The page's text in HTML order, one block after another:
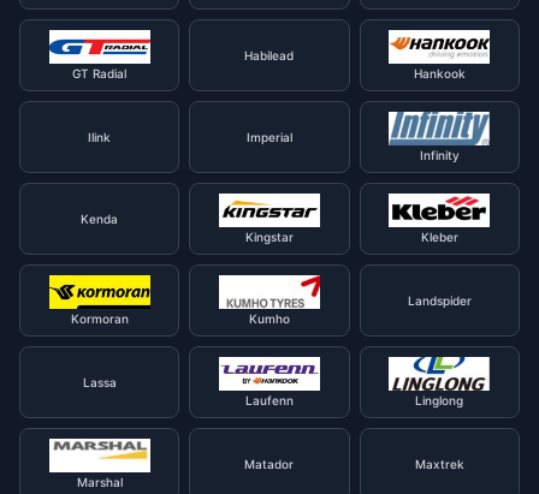
GT Radial
Habilead
Hankook
Ilink
Imperial
Infinity
Kenda
Kingstar
Kleber
Kormoran Kumho
Landspider
Lassa
Laufenn
Linglong
Marshal
Matador Maxtrek